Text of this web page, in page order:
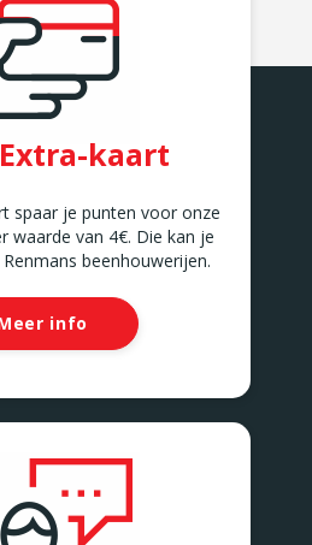
kaart
spaar je punten voor onze
waarde van 4€. Die kan je
beenhouwerijen.
info